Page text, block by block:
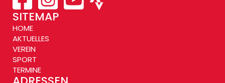
SITEMAP
HOME
AKTUELLES
VEREIN
SPORT
TERMINE